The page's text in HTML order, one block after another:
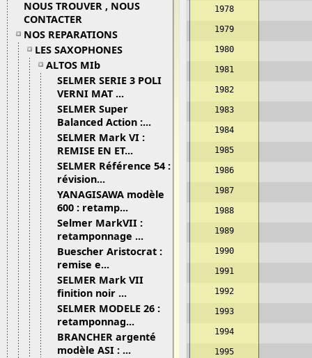
NOUS TROUVER , NOUS
CONTACTER
NOS REPARATIONS
LES SAXOPHONES
ALTOS MIb
SELMER SERIE 3 POLI
VERNI MAT ...
SELMER Super
Balanced Action :...
SELMER Mark VI :
REMISE EN ET...
SELMER Référence 54 :
révision...
YANAGISAWA modèle
600 : retamp...
Selmer MarkVII :
retamponnage ...
Buescher Aristocrat :
remise e...
SELMER Mark VII
finition noir ...
SELMER MODELE 26 :
retamponnag...
BRANCHER argenté
modèle ASI : ...
1978
1979
1980
1981
1982
1983
1984
1985
1986
1987
1988
1989
1990
1991
1992
1993
1994
1995